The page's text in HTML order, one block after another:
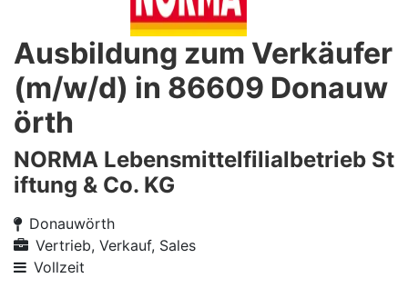
Ausbildung zum Verkäufer
(m/w/d) in 86609 Donauw
örth
NORMA Lebensmittelfilialbetrieb St
iftung & Co. KG
Donauwörth
Vertrieb, Verkauf, Sales
Vollzeit